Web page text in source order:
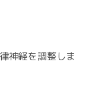
神経を調整しま